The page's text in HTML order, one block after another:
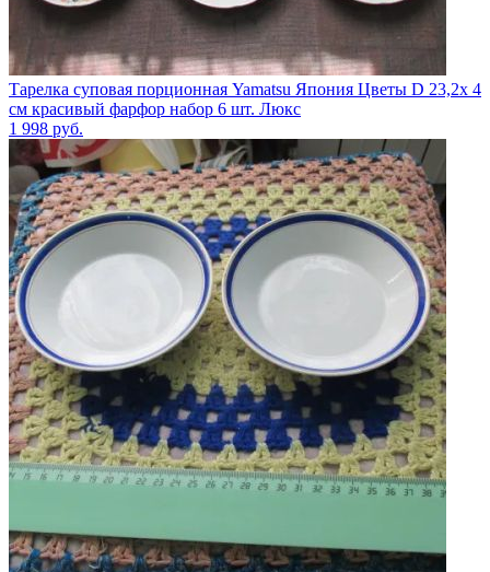
Тарелка суповая порционная Yamatsu Япония Цветы D 23,2х 4
см красивый фарфор набор 6 шт. Люкс
1 998 руб.